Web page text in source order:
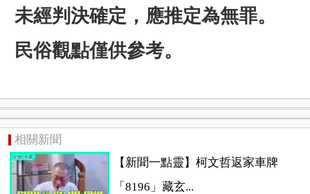
未經判決確定，應推定為無罪。
民俗觀點僅供參考。
相關新聞
【新聞一點靈】柯文哲返家車牌
「8196」藏玄...